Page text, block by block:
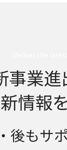
事業
情報
後もサ